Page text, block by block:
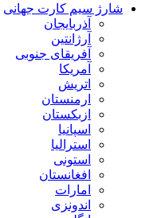
شارژ سیم کارت جهانی
آذربایجان
آرژانتین
آفریقای جنوبی
آمریکا
اتریش
ارمنستان
ازبکستان
اسپانیا
استرالیا
استونی
افغانستان
امارات
اندونزی